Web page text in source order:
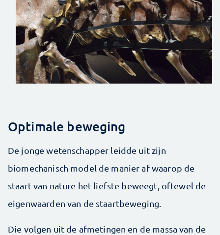
Optimale beweging
De jonge wetenschapper leidde uit zijn
biomechanisch model de manier af waarop de
staart van nature het liefste beweegt, oftewel de
eigenwaarden van de staartbeweging.
Die volgen uit de afmetingen en de massa van de